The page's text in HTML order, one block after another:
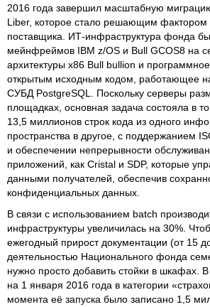
2016 года завершил масштабную
Liber, которое стало решающим фактором
поставщика. ИТ-инфраструктура фонда
мейнфреймов IBM z/OS и Bull GCOS8 на
архитектуры x86 Bull bullion и
открытым исходным кодом, работающее
СУБД PostgreSQL. Поскольку серверы
площадках, основная задача состояла в
13,5 миллионов строк кода из одного
пространства в другое, с поддержанием
и обеспечении непрерывности
приложений, как Cristal и SDP, которые
данными получателей, обеспечив
конфиденциальных данных.
В связи с использованием batch
инфраструктуры увеличилась на 30%.
ежегодный прирост документации (от 15
деятельностью Национального фонда
нужно просто добавить стойки в шкафах.
на 1 января 2016 года в категории
момента её запуска было записано 1,5